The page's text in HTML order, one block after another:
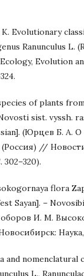
K. Evolutionary
Ranunculus L.
Evolution
of plants
sist. vyssh.
(Юрцев Б. А.
//
302–320).
flora
Sayan]. –
И. М.
Наука,
and nomenclatural
L.,